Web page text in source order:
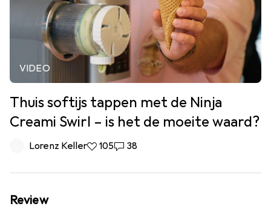
VIDEO
Thuis softijs tappen met de Ninja
Creami Swirl – is het de moeite waard?
Lorenz Keller105 Likes
10538 Reacties
38
Review